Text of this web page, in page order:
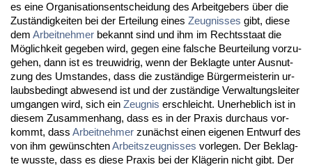
es ei­ne Or­ga­ni­sa­ti­ons­ent­schei­dung des Ar­beit­ge­bers über die
Zu­ständig­kei­ten bei der Er­tei­lung ei­nes Zeug­nis­ses gibt, die­se
dem Ar­beit­neh­mer be­kannt sind und ihm im Rechts­staat die
Möglich­keit ge­ge­ben wird, ge­gen ei­ne fal­sche Be­ur­tei­lung vor­zu­
ge­hen, dann ist es treu­wid­rig, wenn der Be­klag­te un­ter Aus­nut­
zung des Um­stan­des, dass die zuständi­ge Bürger­meis­te­rin ur­
laubs­be­dingt ab­we­send ist und der zuständi­ge Ver­wal­tungs­lei­ter
um­gan­gen wird, sich ein Zeug­nis er­schleicht. Un­er­heb­lich ist in
die­sem Zu­sam­men­hang, dass es in der Pra­xis durch­aus vor­
kommt, dass Ar­beit­neh­mer zunächst ei­nen ei­ge­nen Ent­wurf des
von ihm gewünsch­tenAr­beits­zeug­nis­ses vor­le­gen. Der Be­klag­
te wuss­te, dass es die­se Pra­xis bei der Kläge­rin nicht gibt. Der